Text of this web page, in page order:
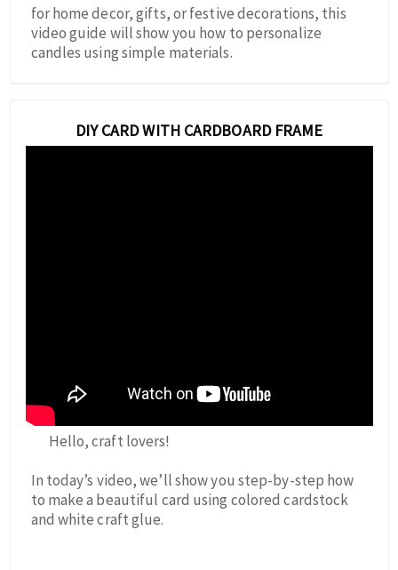
for home decor, gifts, or festive decorations, this
video guide will show you how to personalize
candles using simple materials.
DIY CARD WITH CARDBOARD FRAME
Hello, craft lovers!
In today’s video, we’ll show you step-by-step how
to make a beautiful card using colored cardstock
and white craft glue.